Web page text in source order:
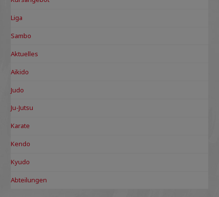
Liga
Sambo
Aktuelles
Aikido
Judo
Ju-Jutsu
Karate
Kendo
Kyudo
Abteilungen